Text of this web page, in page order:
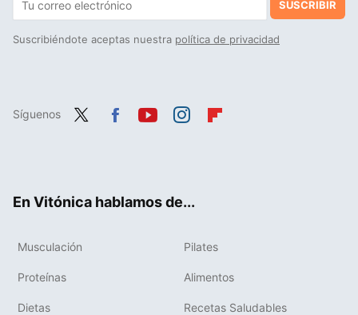
SUSCRIBIR
Suscribiéndote aceptas nuestra política de privacidad
Síguenos
En Vitónica hablamos de...
Musculación Pilates
Proteínas Alimentos
Dietas Recetas Saludables